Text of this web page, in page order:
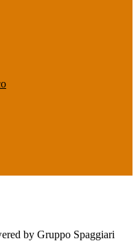
by Gruppo Spaggiari